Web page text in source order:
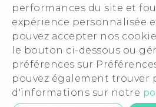
performances du site et
expérience personnalisée
pouvez accepter nos
le bouton ci-dessous ou
préférences sur
pouvez également trouver
d'informations sur notre
Informations sur la société
Sécurité du produit
Politique de confidentialité
Cookie Preferences
Carrières
Security and Privacy
© 2011-2026 HTC Corporation
Mentions Légales